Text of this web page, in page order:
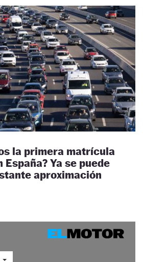
la primera matrícula
Ya se puede
aproximación